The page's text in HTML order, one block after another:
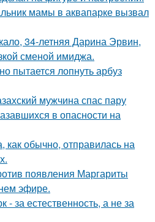
мамы в аквапарке вызвал
34-летняя Дарина Эрвин,
сменой имиджа.
пытается лопнуть арбуз
мужчина спас пару
в опасности на
как обычно, отправилась на
появления Маргариты
эфире.
- за естественность, а не за